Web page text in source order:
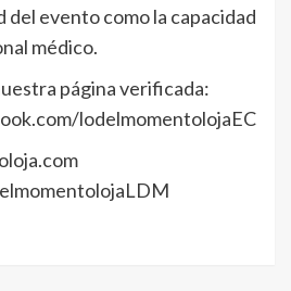
del evento como la capacidad
médico.
página verificada:
lodelmomentolojaEC